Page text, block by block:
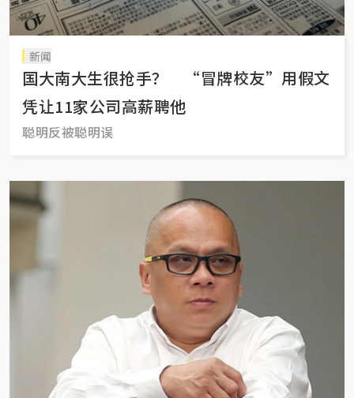
新闻
国大南大生很抢手？ “冒牌校友”用假文
凭让11家公司高薪聘他
聪明反被聪明误